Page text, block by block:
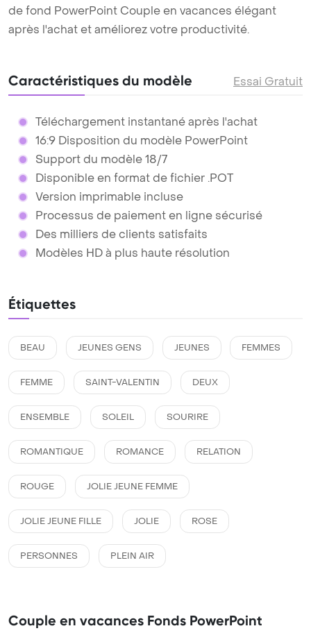
de fond PowerPoint Couple en vacances élégant
après l'achat et améliorez votre productivité.
Caractéristiques du modèle Essai Gratuit
Téléchargement instantané après l'achat
16:9 Disposition du modèle PowerPoint
Support du modèle 18/7
Disponible en format de fichier .POT
Version imprimable incluse
Processus de paiement en ligne sécurisé
Des milliers de clients satisfaits
Modèles HD à plus haute résolution
Étiquettes
BEAU JEUNES GENS JEUNES FEMMES
FEMME SAINT-VALENTIN DEUX
ENSEMBLE SOLEIL SOURIRE
ROMANTIQUE ROMANCE RELATION
ROUGE JOLIE JEUNE FEMME
JOLIE JEUNE FILLE JOLIE ROSE
PERSONNES PLEIN AIR
Couple en vacances Fonds PowerPoint